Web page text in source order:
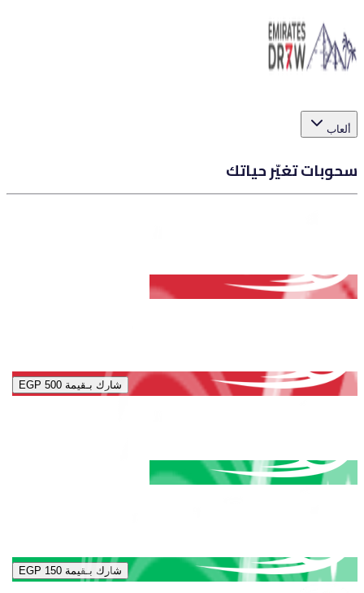
ألعاب
سحوبات تغيّر حياتك
شارك بـقيمة EGP 500
شارك بـقيمة EGP 150